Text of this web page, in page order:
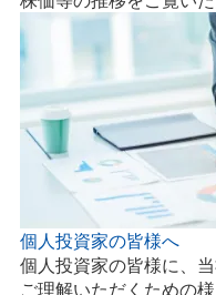
個人投資家の皆様へ
個人投資家の皆様に、
ご理解いただくための